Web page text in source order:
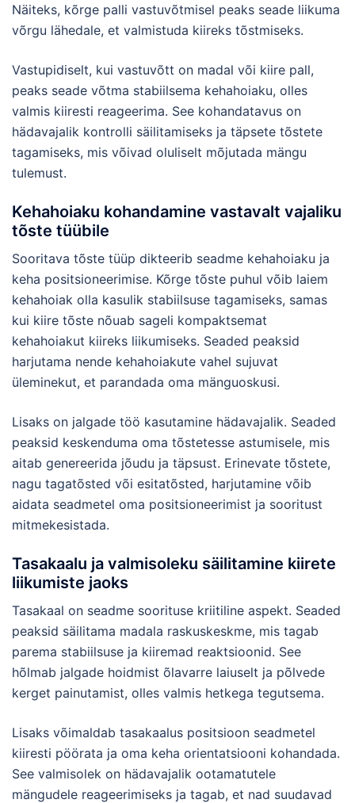
Näiteks, kõrge palli vastuvõtmisel peaks seade liikuma
võrgu lähedale, et valmistuda kiireks tõstmiseks.
Vastupidiselt, kui vastuvõtt on madal või kiire pall,
peaks seade võtma stabiilsema kehahoiaku, olles
valmis kiiresti reageerima. See kohandatavus on
hädavajalik kontrolli säilitamiseks ja täpsete tõstete
tagamiseks, mis võivad oluliselt mõjutada mängu
tulemust.
Kehahoiaku kohandamine vastavalt vajaliku
tõste tüübile
Sooritava tõste tüüp dikteerib seadme kehahoiaku ja
keha positsioneerimise. Kõrge tõste puhul võib laiem
kehahoiak olla kasulik stabiilsuse tagamiseks, samas
kui kiire tõste nõuab sageli kompaktsemat
kehahoiakut kiireks liikumiseks. Seaded peaksid
harjutama nende kehahoiakute vahel sujuvat
üleminekut, et parandada oma mänguoskusi.
Lisaks on jalgade töö kasutamine hädavajalik. Seaded
peaksid keskenduma oma tõstetesse astumisele, mis
aitab genereerida jõudu ja täpsust. Erinevate tõstete,
nagu tagatõsted või esitatõsted, harjutamine võib
aidata seadmetel oma positsioneerimist ja sooritust
mitmekesistada.
Tasakaalu ja valmisoleku säilitamine kiirete
liikumiste jaoks
Tasakaal on seadme soorituse kriitiline aspekt. Seaded
peaksid säilitama madala raskuskeskme, mis tagab
parema stabiilsuse ja kiiremad reaktsioonid. See
hõlmab jalgade hoidmist õlavarre laiuselt ja põlvede
kerget painutamist, olles valmis hetkega tegutsema.
Lisaks võimaldab tasakaalus positsioon seadmetel
kiiresti pöörata ja oma keha orientatsiooni kohandada.
See valmisolek on hädavajalik ootamatutele
mängudele reageerimiseks ja tagab, et nad suudavad